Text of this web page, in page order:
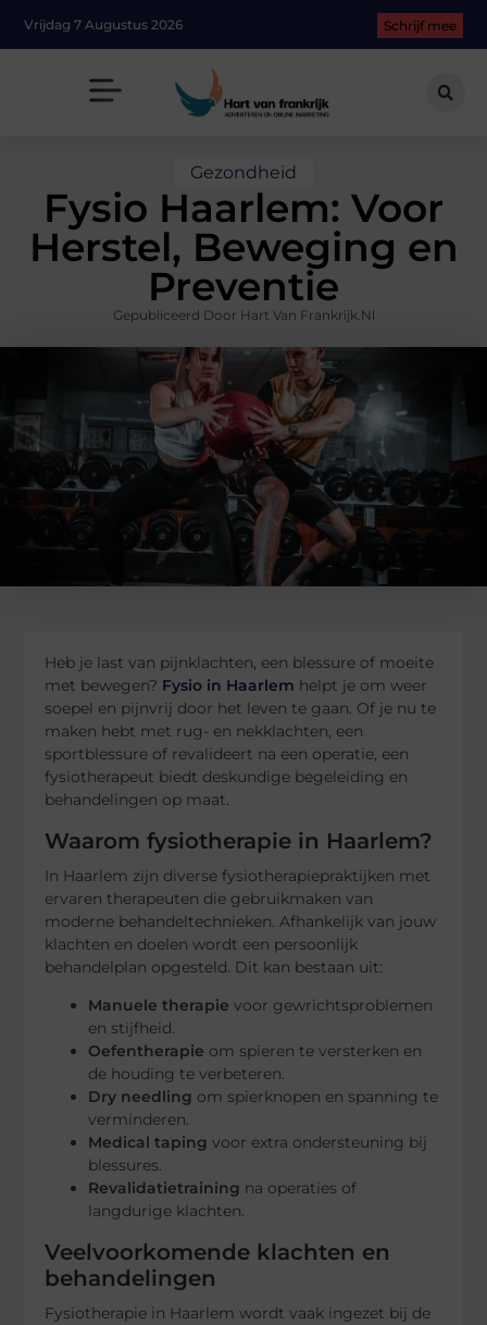
Vrijdag 7 Augustus 2026 Schrijf mee
Gezondheid
Fysio Haarlem: Voor
Herstel, Beweging en
Preventie
Gepubliceerd Door Hart Van Frankrijk.nl
Heb je last van pijnklachten, een blessure of moeite
met bewegen? Fysio in Haarlem helpt je om weer
soepel en pijnvrij door het leven te gaan. Of je nu te
maken hebt met rug- en nekklachten, een
sportblessure of revalideert na een operatie, een
fysiotherapeut biedt deskundige begeleiding en
behandelingen op maat.
Waarom fysiotherapie in Haarlem?
In Haarlem zijn diverse fysiotherapiepraktijken met
ervaren therapeuten die gebruikmaken van
moderne behandeltechnieken. Afhankelijk van jouw
klachten en doelen wordt een persoonlijk
behandelplan opgesteld. Dit kan bestaan uit:
Manuele therapie voor gewrichtsproblemen
en stijfheid.
Oefentherapie om spieren te versterken en
de houding te verbeteren.
Dry needling om spierknopen en spanning te
verminderen.
Medical taping voor extra ondersteuning bij
blessures.
Revalidatietraining na operaties of
langdurige klachten.
Veelvoorkomende klachten en
behandelingen
Fysiotherapie in Haarlem wordt vaak ingezet bij de